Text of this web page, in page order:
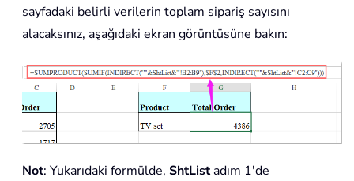
sayfadaki belirli verilerin toplam sipariş sayısını
alacaksınız, aşağıdaki ekran görüntüsüne bakın:
Not: Yukarıdaki formülde, ShtListadım 1'de